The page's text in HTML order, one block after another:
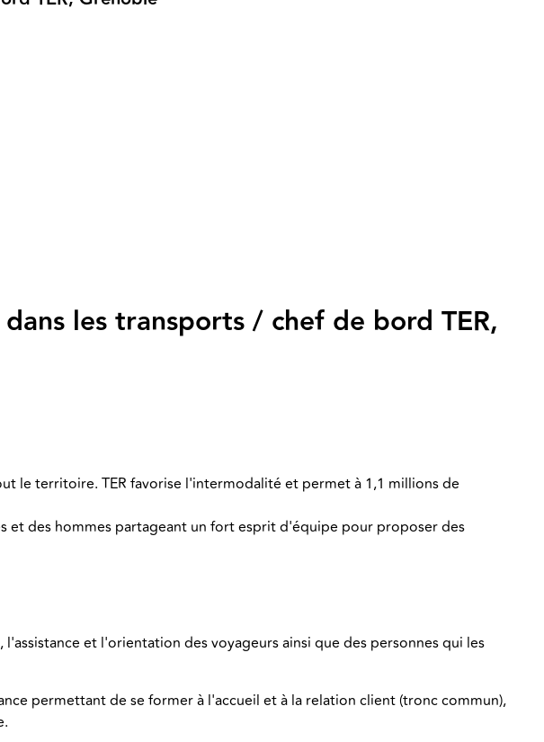
les transports / chef de bord TER,
le territoire. TER favorise l'intermodalité et permet à 1,1 millions de
et des hommes partageant un fort esprit d'équipe pour proposer des
et l'orientation des voyageurs ainsi que des personnes qui les
permettant de se former à l'accueil et à la relation client (tronc commun),